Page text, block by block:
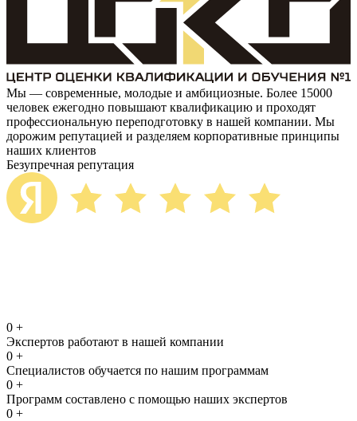
Мы — современные, молодые и амбициозные. Более 15000
человек ежегодно повышают квалификацию и проходят
профессиональную переподготовку в нашей компании. Мы
дорожим репутацией и разделяем корпоративные принципы
наших клиентов
Безупречная репутация
0 +
Экспертов работают в нашей компании
0 +
Специалистов обучается по нашим программам
0 +
Программ составлено с помощью наших экспертов
0 +